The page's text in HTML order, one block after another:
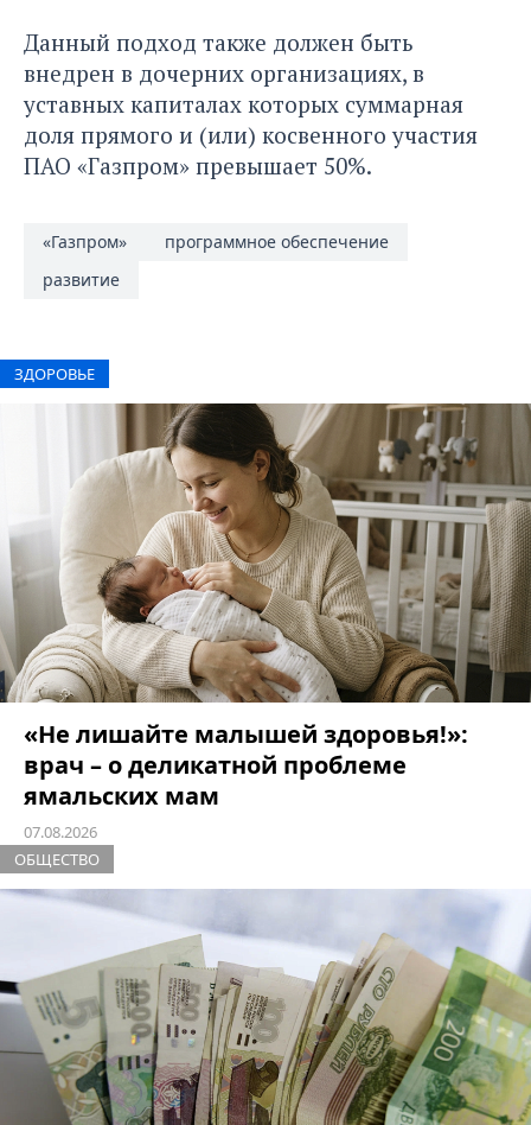
Данный подход также должен быть
внедрен в дочерних организациях, в
уставных капиталах которых суммарная
доля прямого и (или) косвенного участия
ПАО «Газпром» превышает 50%.
«Газпром»
программное обеспечение
развитие
ЗДОРОВЬЕ
«Не лишайте малышей здоровья!»:
врач – о деликатной проблеме
ямальских мам
07.08.2026
ОБЩЕСТВО